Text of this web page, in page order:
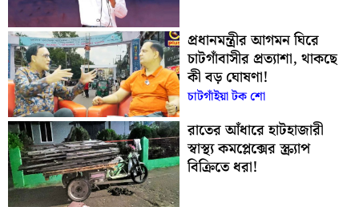
প্রধানমন্ত্রীর আগমন ঘিরে
চাটগাঁবাসীর প্রত্যাশা, থাকছে
কী বড় ঘোষণা!
চাটগাঁইয়া টক শো
রাতের আঁধারে হাটহাজারী
স্বাস্থ্য কমপ্লেক্সের স্ক্র্যাপ
বিক্রিতে ধরা!